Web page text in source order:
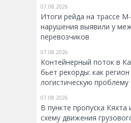
07.08.2026
Итоги рейда на трассе
нарушения выявили у
перевозчиков
07.08.2026
Контейнерный поток в
бьет рекорды: как
логистическую проблему
07.08.2026
В пункте пропуска Кяхта
схему движения